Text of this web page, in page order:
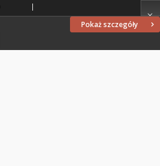
Pokaż szczegóły